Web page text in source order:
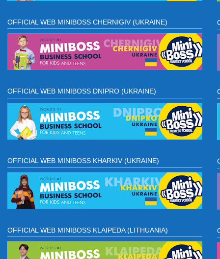
OFFICIAL WEB MINIBOSS CHERNIGIV (UKRAINE)
OFFICIAL WEB MINIBOSS DNIPRO (UKRAINE)
OFFICIAL WEB MINIBOSS KHARKIV (UKRAINE)
OFFICIAL WEB MINIBOSS KLAIPEDA (LITHUANIA)